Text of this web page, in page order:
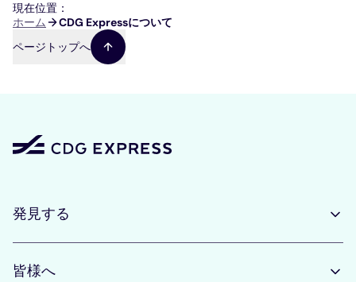
現在位置：
パ
く
ホーム
CDG Expressについて
ページトップへ
発見する
皆様へ